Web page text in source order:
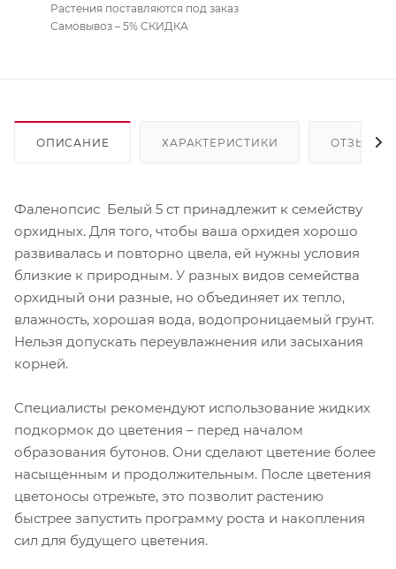
Растения поставляются под заказ
Самовывоз – 5% СКИДКА
ОПИСАНИЕ ХАРАКТЕРИСТИКИ ОТЗЫВЫ
Фаленопсис Белый 5 ст принадлежит к семейству
орхидных. Для того, чтобы ваша орхидея хорошо
развивалась и повторно цвела, ей нужны условия
близкие к природным. У разных видов семейства
орхидный они разные, но объединяет их тепло,
влажность, хорошая вода, водопроницаемый грунт.
Нельзя допускать переувлажнения или засыхания
корней.
Специалисты рекомендуют использование жидких
подкормок до цветения – перед началом
образования бутонов. Они сделают цветение более
насыщенным и продолжительным. После цветения
цветоносы отрежьте, это позволит растению
быстрее запустить программу роста и накопления
сил для будущего цветения.